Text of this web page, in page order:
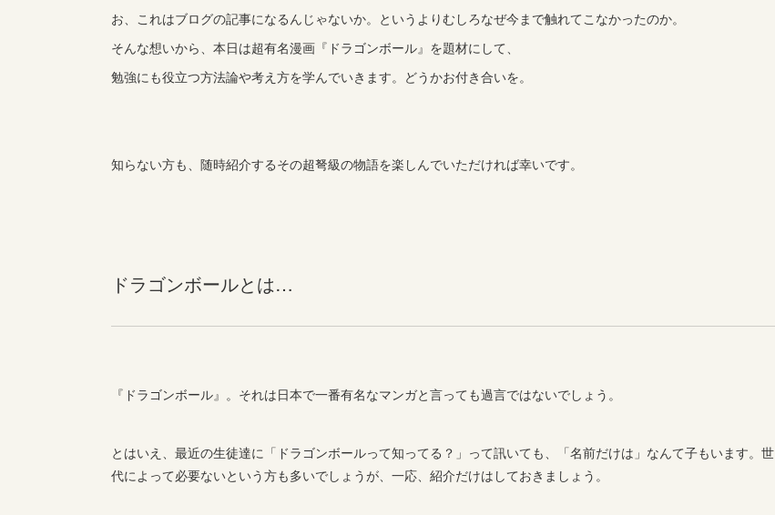
お、これはブログの記事になるんじゃないか。というよりむしろなぜ今まで触れてこなかったのか。
そんな想いから、本日は超有名漫画『ドラゴンボール』を題材にして、
勉強にも役立つ方法論や考え方を学んでいきます。どうかお付き合いを。
知らない方も、随時紹介するその超弩級の物語を楽しんでいただければ幸いです。
ドラゴンボールとは…
『ドラゴンボール』。それは日本で一番有名なマンガと言っても過言ではないでしょう。
とはいえ、最近の生徒達に「ドラゴンボールって知ってる？」って訊いても、「名前だけは」なんて子もいます。世
代によって必要ないという方も多いでしょうが、一応、紹介だけはしておきましょう。